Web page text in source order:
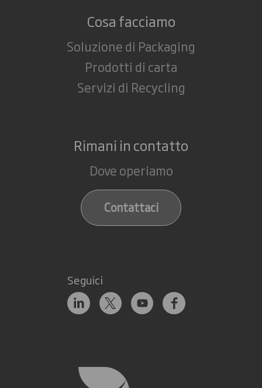
Cosa facciamo
Soluzione di Packaging
Prodotti di carta
Servizi di Recycling
Rimani in contatto
Dove operiamo
Contattaci
Seguici